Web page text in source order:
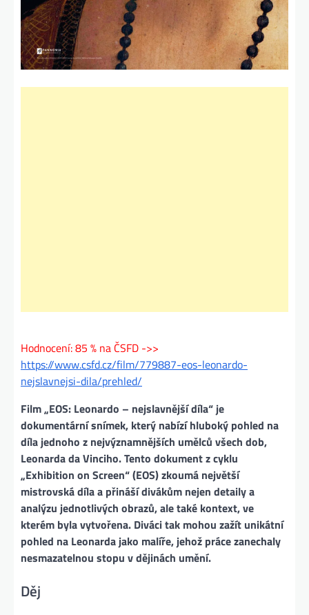
Hodnocení: 85 % na ČSFD ->>
https://www.csfd.cz/film/779887-eos-leonardo-
nejslavnejsi-dila/prehled/
Film „EOS: Leonardo – nejslavnější díla“ je
dokumentární snímek, který nabízí hluboký pohled na
díla jednoho z nejvýznamnějších umělců všech dob,
Leonarda da Vinciho. Tento dokument z cyklu
„Exhibition on Screen“ (EOS) zkoumá největší
mistrovská díla a přináší divákům nejen detaily a
analýzu jednotlivých obrazů, ale také kontext, ve
kterém byla vytvořena. Diváci tak mohou zažít unikátní
pohled na Leonarda jako malíře, jehož práce zanechaly
nesmazatelnou stopu v dějinách umění.
Děj